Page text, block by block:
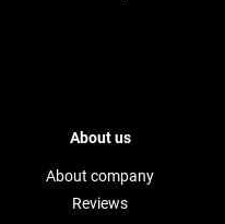
About us
About company
Reviews